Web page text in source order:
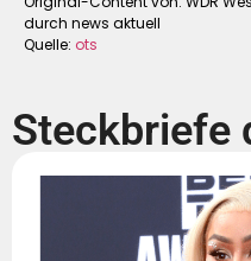
durch news aktuell
Quelle: ots
Steckbriefe